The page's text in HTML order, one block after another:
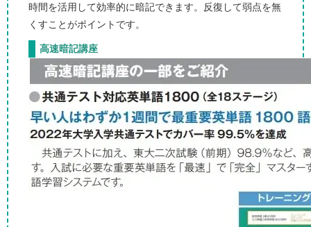
時間を活用して効率的に暗記できます。反復して弱点を無
くすことがポイントです。
高速暗記講座